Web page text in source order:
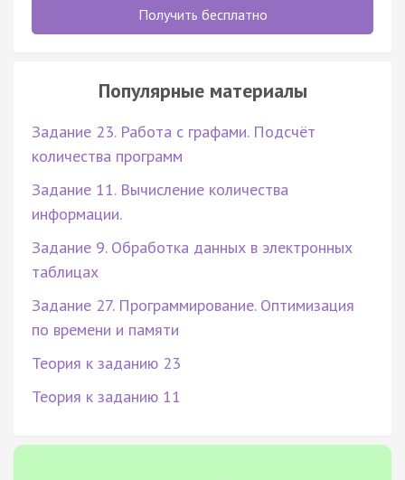
Получить бесплатно
Популярные материалы
Задание 23. Работа с графами. Подсчёт
количества программ
Задание 11. Вычисление количества
информации.
Задание 9. Обработка данных в электронных
таблицах
Задание 27. Программирование. Оптимизация
по времени и памяти
Теория к заданию 23
Теория к заданию 11